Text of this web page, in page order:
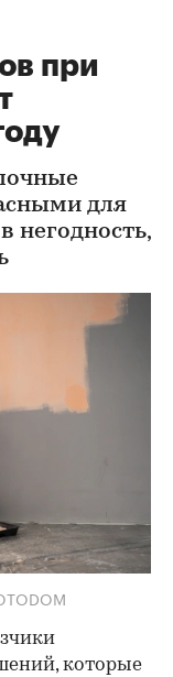
при
для
негодность,
которые